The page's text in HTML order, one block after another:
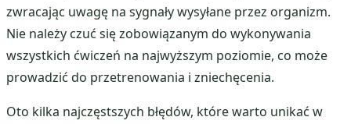
zwracając uwagę na sygnały wysyłane przez organizm.
Nie należy czuć się zobowiązanym do wykonywania
wszystkich ćwiczeń na najwyższym poziomie, co może
prowadzić do przetrenowania i zniechęcenia.
Oto kilka najczęstszych błędów, które warto unikać w